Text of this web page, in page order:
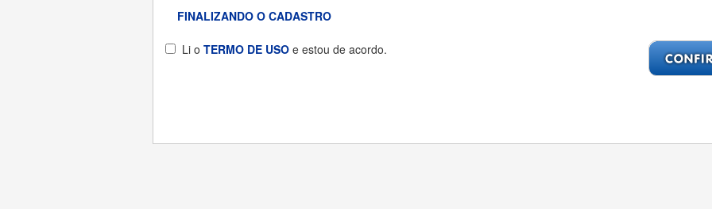
FINALIZANDO O CADASTRO
Li o TERMO DE USO e estou de acordo.